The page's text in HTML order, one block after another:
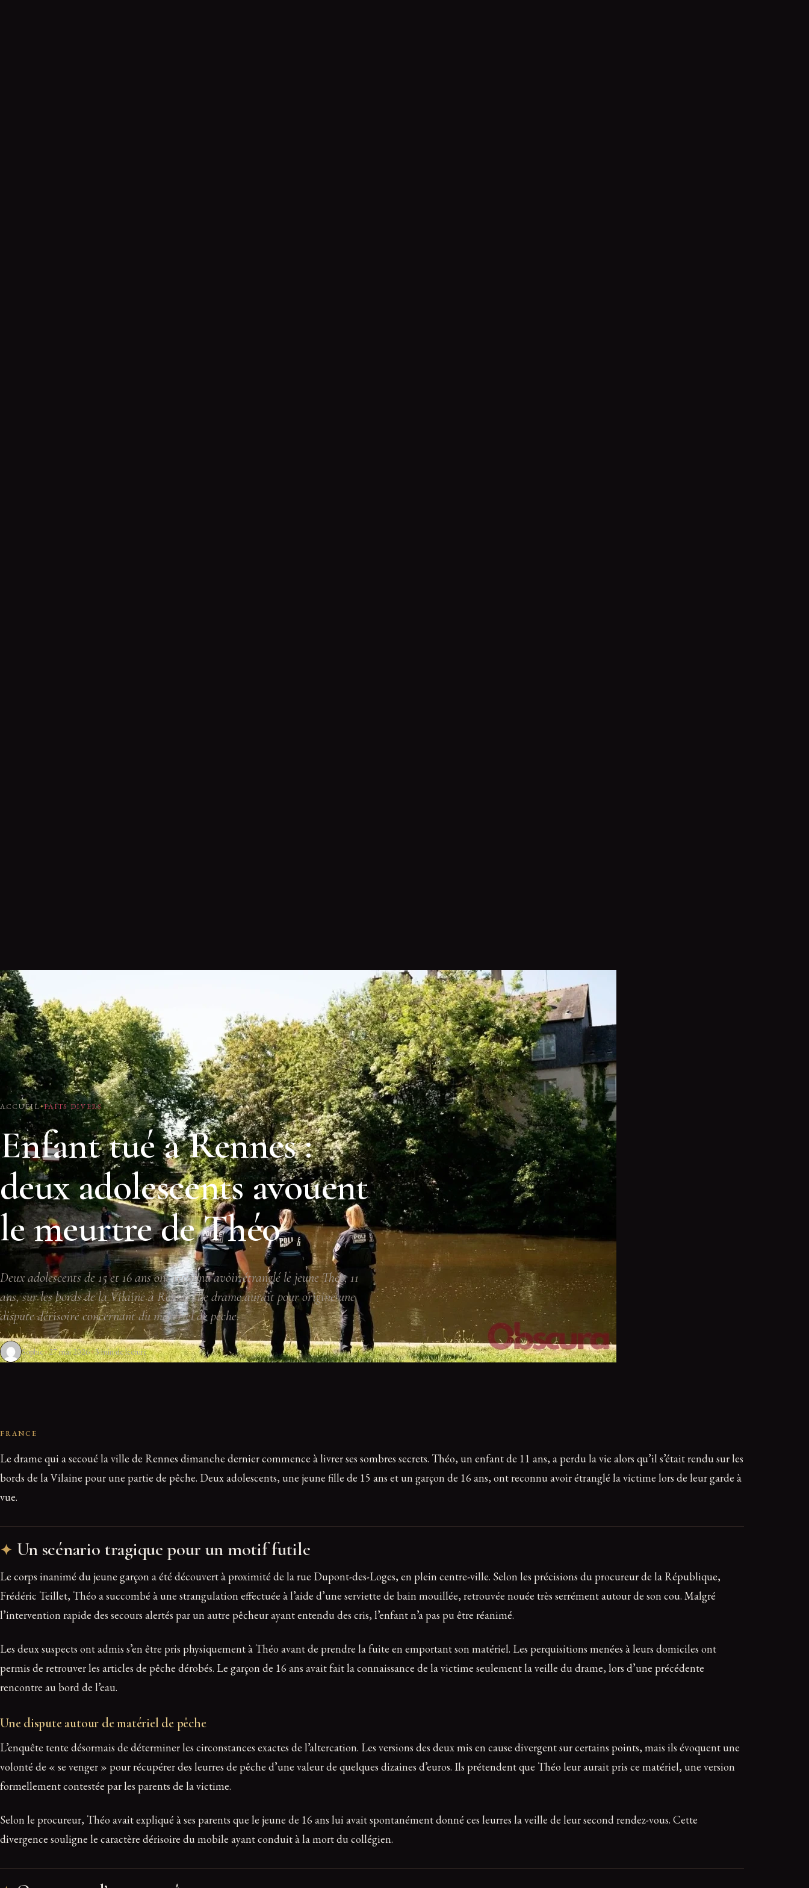
ACCUEIL FAITS DIVERS
Enfant tué à Rennes :
deux adolescents avouent
le meurtre de Théo
Deux adolescents de 15 et 16 ans ont reconnu avoir étranglé le jeune Théo, 11
ans, sur les bords de la Vilaine à Rennes. Le drame aurait pour origine une
dispute dérisoire concernant du matériel de pêche.
Sophie 27 mai 2026 3 min de lecture
FRANCE
Le drame qui a secoué la ville de Rennes dimanche dernier commence à livrer ses sombres secrets. Théo, un enfant de 11 ans, a perdu la vie alors qu’il s’était rendu sur les
bords de la Vilaine pour une partie de pêche. Deux adolescents, une jeune fille de 15 ans et un garçon de 16 ans, ont reconnu avoir étranglé la victime lors de leur garde à
vue.
Un scénario tragique pour un motif futile
Le corps inanimé du jeune garçon a été découvert à proximité de la rue Dupont-des-Loges, en plein centre-ville. Selon les précisions du procureur de la République,
Frédéric Teillet, Théo a succombé à une strangulation effectuée à l’aide d’une serviette de bain mouillée, retrouvée nouée très serrément autour de son cou. Malgré
l’intervention rapide des secours alertés par un autre pêcheur ayant entendu des cris, l’enfant n’a pas pu être réanimé.
Les deux suspects ont admis s’en être pris physiquement à Théo avant de prendre la fuite en emportant son matériel. Les perquisitions menées à leurs domiciles ont
permis de retrouver les articles de pêche dérobés. Le garçon de 16 ans avait fait la connaissance de la victime seulement la veille du drame, lors d’une précédente
rencontre au bord de l’eau.
Une dispute autour de matériel de pêche
L’enquête tente désormais de déterminer les circonstances exactes de l’altercation. Les versions des deux mis en cause divergent sur certains points, mais ils évoquent une
volonté de « se venger » pour récupérer des leurres de pêche d’une valeur de quelques dizaines d’euros. Ils prétendent que Théo leur aurait pris ce matériel, une version
formellement contestée par les parents de la victime.
Selon le procureur, Théo avait expliqué à ses parents que le jeune de 16 ans lui avait spontanément donné ces leurres la veille de leur second rendez-vous. Cette
divergence souligne le caractère dérisoire du mobile ayant conduit à la mort du collégien.